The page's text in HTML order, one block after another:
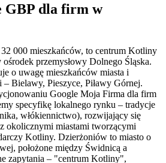
GBP dla firm w
000 mieszkańców, to centrum Kotliny
przemysłowy Dolnego Śląska.
o uwagę mieszkańców miasta i
Bielawy, Pieszyce, Piławy Górnej.
Google Moja Firma dla firm
specyfikę lokalnego rynku – tradycje
włókiennictwo), rozwijający się
okolicznymi miastami tworzącymi
Kotliny. Dzierżoniów to miasto o
położone między Świdnicą a
zapytania – "centrum Kotliny",